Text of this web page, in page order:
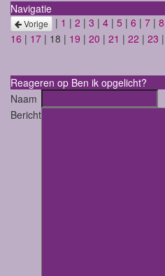
Navigatie
Vorige | 1 | 2 | 3 | 4 | 5 | 6 | 7 | 8
16 | 17 | 18 | 19 | 20 | 21 | 22 | 23 |
Reageren op Ben ik opgelicht?
Naam
Bericht